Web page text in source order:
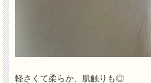
軽さくて柔らか、肌触りも◎